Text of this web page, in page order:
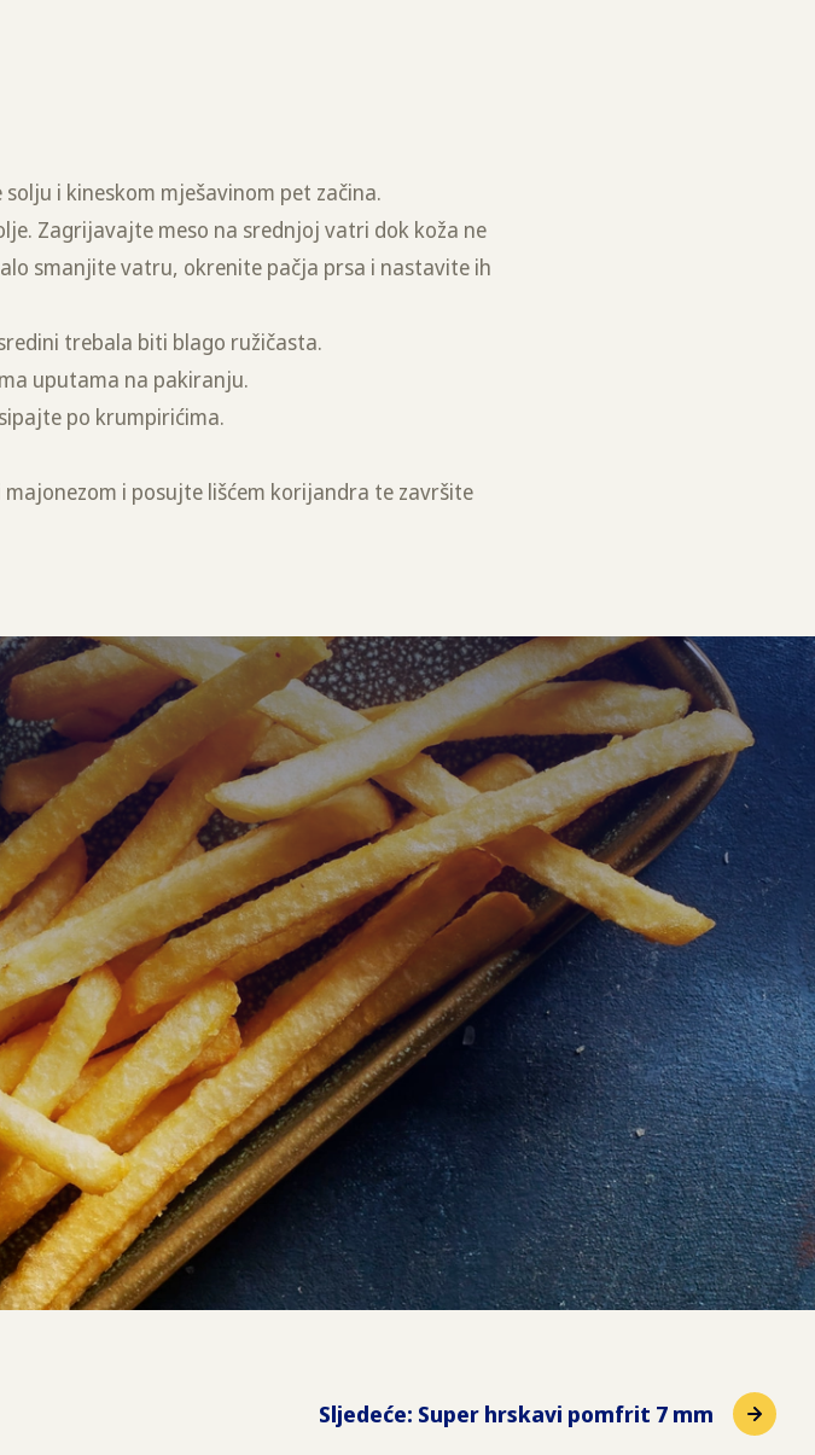
i kineskom mješavinom pet začina.
Zagrijavajte meso na srednjoj vatri dok koža ne
smanjite vatru, okrenite pačja prsa i nastavite ih
trebala biti blago ružičasta.
uputama na pakiranju.
po krumpirićima.
i posujte lišćem korijandra te završite
Sljedeće: Super hrskavi pomfrit 7 mm